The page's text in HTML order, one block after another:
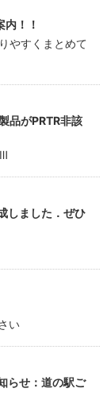
！！
やすくまとめて
品がPRTR非該
しました．ぜひ
い
らせ：道の駅ご